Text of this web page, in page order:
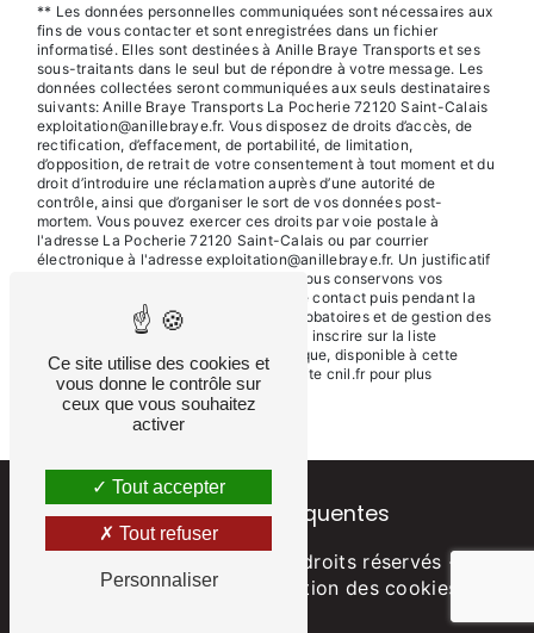
** Les données personnelles communiquées sont nécessaires aux
fins de vous contacter et sont enregistrées dans un fichier
informatisé. Elles sont destinées à Anille Braye Transports et ses
sous-traitants dans le seul but de répondre à votre message. Les
données collectées seront communiquées aux seuls destinataires
suivants: Anille Braye Transports La Pocherie 72120 Saint-Calais
exploitation@anillebraye.fr. Vous disposez de droits d’accès, de
rectification, d’effacement, de portabilité, de limitation,
d’opposition, de retrait de votre consentement à tout moment et du
droit d’introduire une réclamation auprès d’une autorité de
contrôle, ainsi que d’organiser le sort de vos données post-
mortem. Vous pouvez exercer ces droits par voie postale à
l'adresse La Pocherie 72120 Saint-Calais ou par courrier
électronique à l'adresse exploitation@anillebraye.fr. Un justificatif
d'identité pourra vous être demandé. Nous conservons vos
données pendant la période de prise de contact puis pendant la
durée de prescription légale aux fins probatoires et de gestion des
contentieux. Vous avez le droit de vous inscrire sur la liste
d'opposition au démarchage téléphonique, disponible à cette
adresse:Bloctel.gouv.fr. Consultez le site cnil.fr pour plus
d’informations sur vos droits.
Recherches fréquentes
- 2026 - Tous droits réservés -
Mentions légales
Gestion des cookies
Ce site utilise des cookies et
vous donne le contrôle sur
ceux que vous souhaitez
activer
Tout accepter
Tout refuser
Personnaliser